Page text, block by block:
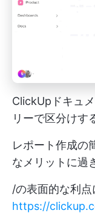
ClickUpドキュ
リーで区分けす
レポート作成の
なメリットに過
/の表面的な利点
https://